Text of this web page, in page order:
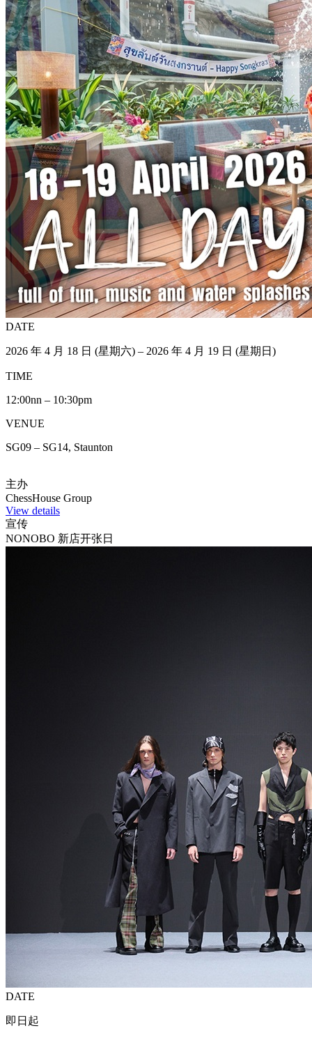
DATE
2026 年 4 月 18 日 (星期六) – 2026 年 4 月 19 日 (星期日)
TIME
12:00nn – 10:30pm
VENUE
SG09 – SG14, Staunton
主办
ChessHouse Group
View details
宣传
NONOBO 新店开张日
DATE
即日起